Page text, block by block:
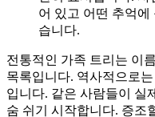
어 있고 어떤 추억에
습니다.
전통적인 가족 트리는 이
목록입니다. 역사적으로
입니다. 같은 사람들이 실
숨 쉬기 시작합니다. 증조